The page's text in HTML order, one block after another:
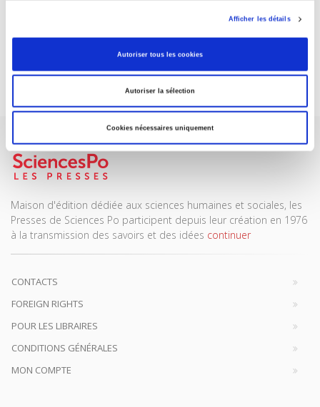
Afficher les détails
Autoriser tous les cookies
Autoriser la sélection
Cookies nécessaires uniquement
ABONNEZ-VOUS À NOS
REVUES
Je m’abonne
Maison d'édition dédiée aux sciences humaines et sociales, les
Presses de Sciences Po participent depuis leur création en 1976
à la transmission des savoirs et des idées continuer
CONTACTS
FOREIGN RIGHTS
POUR LES LIBRAIRES
CONDITIONS GÉNÉRALES
MON COMPTE